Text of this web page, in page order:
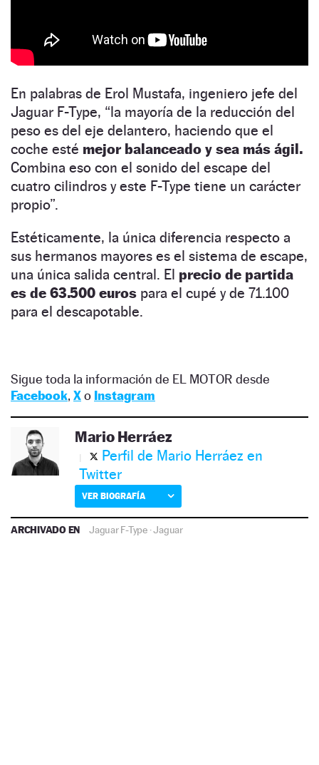
En palabras de Erol Mustafa, ingeniero jefe del
Jaguar F-Type, “la mayoría de la reducción del
peso es del eje delantero, haciendo que el
coche esté mejor balanceado y sea más ágil.
Combina eso con el sonido del escape del
cuatro cilindros y este F-Type tiene un carácter
propio”.
Estéticamente, la única diferencia respecto a
sus hermanos mayores es el sistema de escape,
una única salida central. El precio de partida
es de 63.500 euros para el cupé y de 71.100
para el descapotable.
Sigue toda la información de EL MOTOR desde
Facebook, Xo Instagram
Mario Herráez
Perfil de Mario Herráez en
Twitter
VER BIOGRAFÍA
ARCHIVADO EN Jaguar F-Type ·Jaguar